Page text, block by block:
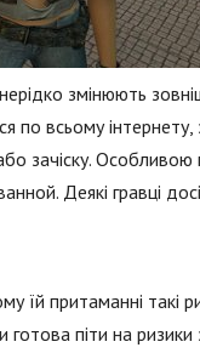
змінюють
по всьому
зачіску. Особливою
Деякі гравці
їй притаманні такі
готова піти на